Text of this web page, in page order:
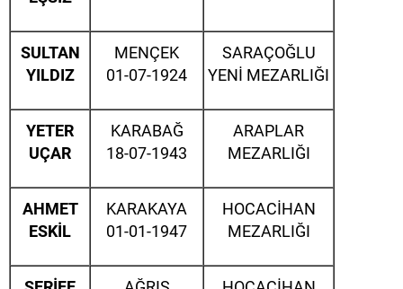
SULTAN
YILDIZ
MENÇEK
01-07-1924
SARAÇOĞLU
YENİ MEZARLIĞI
YETER
UÇAR
KARABAĞ
18-07-1943
ARAPLAR
MEZARLIĞI
AHMET
ESKİL
KARAKAYA
01-01-1947
HOCACİHAN
MEZARLIĞI